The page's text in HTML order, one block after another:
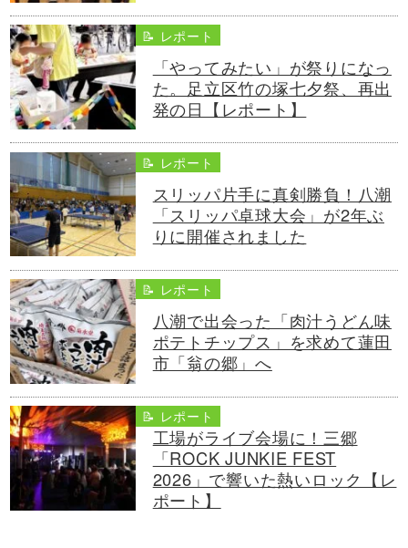
📝 レポート
「やってみたい」が祭りになっ
た。足立区竹の塚七夕祭、再出
発の日【レポート】
📝 レポート
スリッパ片手に真剣勝負！八潮
「スリッパ卓球大会」が2年ぶ
りに開催されました
📝 レポート
八潮で出会った「肉汁うどん味
ポテトチップス」を求めて蓮田
市「翁の郷」へ
📝 レポート
工場がライブ会場に！三郷
「ROCK JUNKIE FEST
2026」で響いた熱いロック【レ
ポート】